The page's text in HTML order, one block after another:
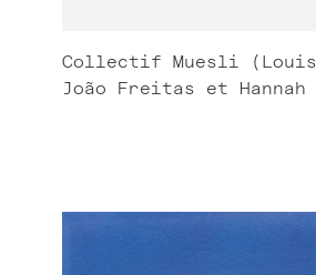
Collectif Muesli
João Freitas et Hannah